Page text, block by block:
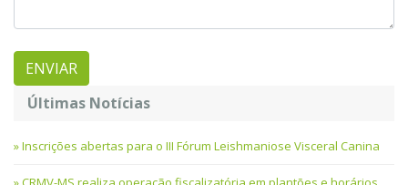
Últimas Notícias
Inscrições abertas para o III Fórum Leishmaniose Visceral Canina